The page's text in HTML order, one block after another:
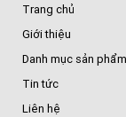
Trang chủ
Giới thiệu
Danh mục sản phẩm
Tin tức
Liên hệ